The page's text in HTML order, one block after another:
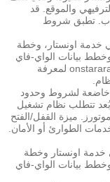
والموقع. قد
تطبق شروط
اونستار، وخطة
بيانات الواي-فاي
غير متوفرة في جميع الدول. راجع موقع onstararabia.com لمعرفة
خاضعة لشروط وحدود
تتطلب نظام تشغيل
ميزة القفل/الفتح
الطوارئ أو الأمان.
اونستار وخطة
بيانات الواي-فاي